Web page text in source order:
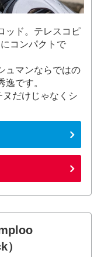
ッド。テレスコピ
コンパクトで
ュマンならではの
逸です。
だけじゃなくシ